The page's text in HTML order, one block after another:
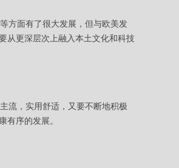
方面有了很大发展，但与欧美发
从更深层次上融入本土文化和科技
流，实用舒适，又要不断地积极
有序的发展。